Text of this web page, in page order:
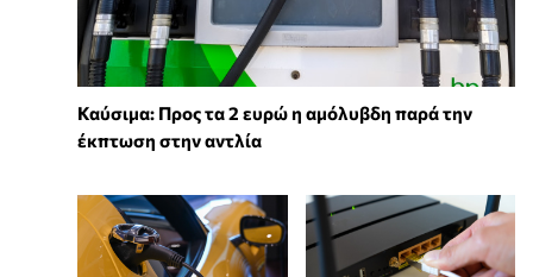
Καύσιμα: Προς τα 2 ευρώ η αμόλυβδη παρά την
έκπτωση στην αντλία